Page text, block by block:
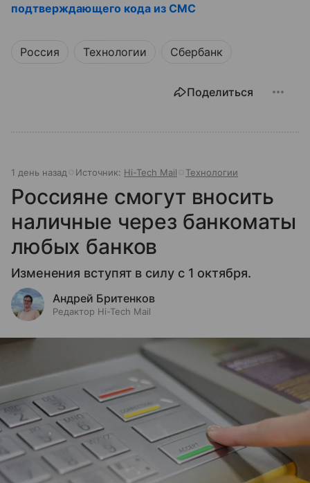
подтверждающего кода из СМС
Россия Технологии Сбербанк
Поделиться
1 день назад Источник: Hi-Tech Mail Технологии
Россияне смогут вносить
наличные через банкоматы
любых банков
Изменения вступят в силу с 1 октября.
Андрей Бритенков
Редактор Hi-Tech Mail